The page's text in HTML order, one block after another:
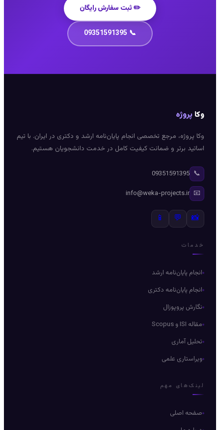
✏️ ثبت سفارش رایگان
📞 09351591395
وکا پروژه
وکا پروژه، مرجع تخصصی انجام پایان‌نامه ارشد و دکتری در ایران. با تیم
اساتید برتر و ضمانت کیفیت کامل در خدمت دانشجویان هستیم.
📞
09351591395
📧
info@weka-projects.ir
📸
💬
📱
خدمات
انجام پایان‌نامه ارشد
انجام پایان‌نامه دکتری
نگارش پروپوزال
مقاله ISI و Scopus
تحلیل آماری
ویراستاری علمی
لینک‌های مهم
صفحه اصلی